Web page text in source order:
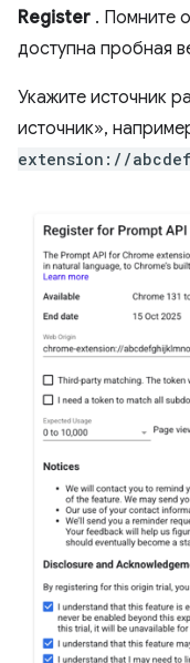
Register . Помните
доступна пробная
Укажите источник
источник»,
extension://